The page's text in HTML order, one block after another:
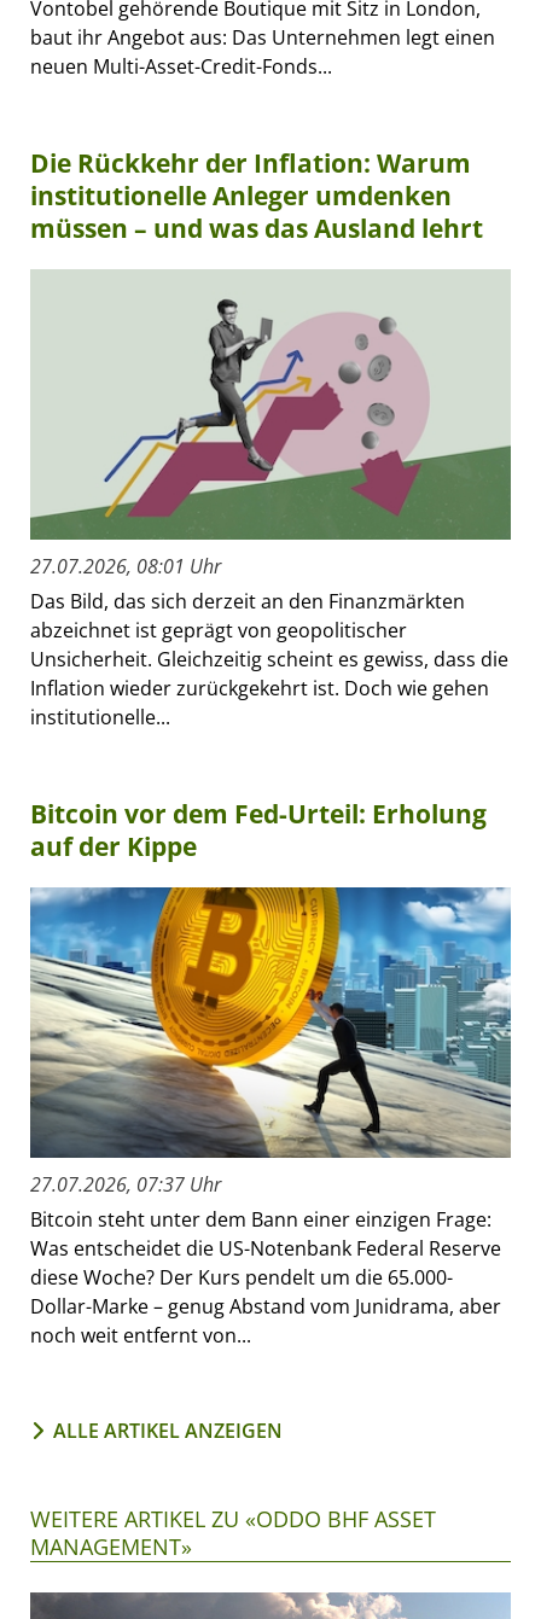
Vontobel gehörende Boutique mit Sitz in London,
baut ihr Angebot aus: Das Unternehmen legt einen
neuen Multi-Asset-Credit-Fonds...
Die Rückkehr der Inflation: Warum
institutionelle Anleger umdenken
müssen – und was das Ausland lehrt
27.07.2026, 08:01 Uhr
Das Bild, das sich derzeit an den Finanzmärkten
abzeichnet ist geprägt von geopolitischer
Unsicherheit. Gleichzeitig scheint es gewiss, dass die
Inflation wieder zurückgekehrt ist. Doch wie gehen
institutionelle...
Bitcoin vor dem Fed-Urteil: Erholung
auf der Kippe
27.07.2026, 07:37 Uhr
Bitcoin steht unter dem Bann einer einzigen Frage:
Was entscheidet die US-Notenbank Federal Reserve
diese Woche? Der Kurs pendelt um die 65.000-
Dollar-Marke – genug Abstand vom Junidrama, aber
noch weit entfernt von...
ALLE ARTIKEL ANZEIGEN
WEITERE ARTIKEL ZU «ODDO BHF ASSET
MANAGEMENT»